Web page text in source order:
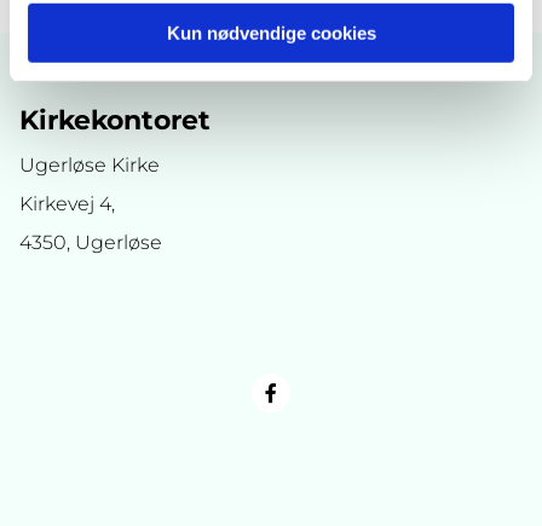
Kun nødvendige cookies
Kirkekontoret
Ugerløse Kirke
Kirkevej 4,
4350, Ugerløse